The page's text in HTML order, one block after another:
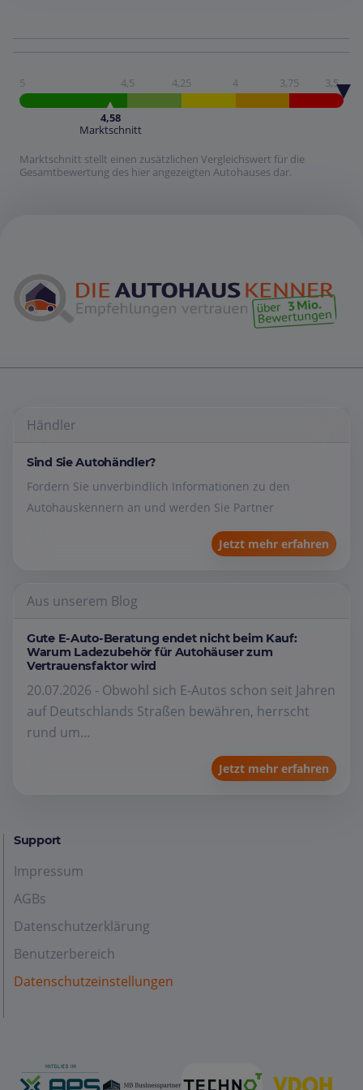
5 4,5 4,25 4 3,75 3,5
4,58
Marktschnitt
Marktschnitt stellt einen zusätzlichen Vergleichswert für die
Gesamtbewertung des hier angezeigten Autohauses dar.
Händler
Sind Sie Autohändler?
Fordern Sie unverbindlich Informationen zu den
Autohauskennern an und werden Sie Partner
Jetzt mehr erfahren
Aus unserem Blog
Gute E-Auto-Beratung endet nicht beim Kauf:
Warum Ladezubehör für Autohäuser zum
Vertrauensfaktor wird
20.07.2026 - Obwohl sich E-Autos schon seit Jahren
auf Deutschlands Straßen bewähren, herrscht
rund um...
Jetzt mehr erfahren
Support
Impressum
AGBs
Datenschutzerklärung
Benutzerbereich
Datenschutzeinstellungen